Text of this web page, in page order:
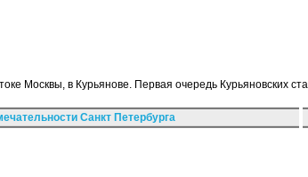
Москвы, в Курьянове. Первая очередь Курьяновских
Санкт Петербурга